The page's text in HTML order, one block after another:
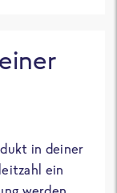
in deiner
ein